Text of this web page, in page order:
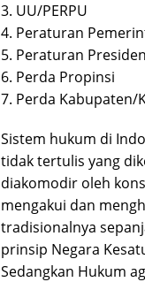
3. UU/PERPU
4. Peraturan
5. Peraturan Presiden
6. Perda Propinsi
7. Perda Kabupaten/
Sistem hukum di
tidak tertulis yang
diakomodir oleh
mengakui dan
tradisionalnya
prinsip Negara
Sedangkan Hukum